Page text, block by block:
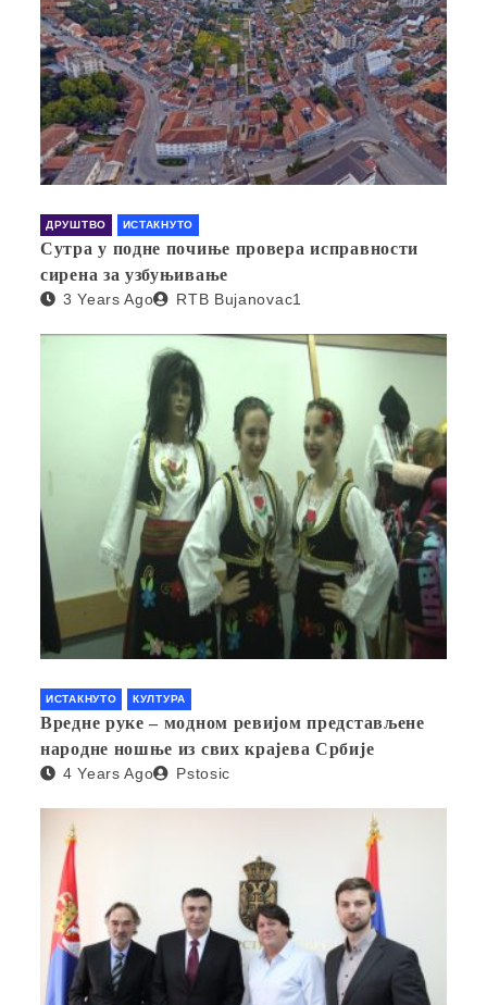
ДРУШТВО ИСТАКНУТО
Сутра у подне почиње провера исправности
сирена за узбуњивање
3 Years Ago RTB Bujanovac1
ИСТАКНУТО КУЛТУРА
Вредне руке – модном ревијом представљене
народне ношње из свих крајева Србије
4 Years Ago Pstosic